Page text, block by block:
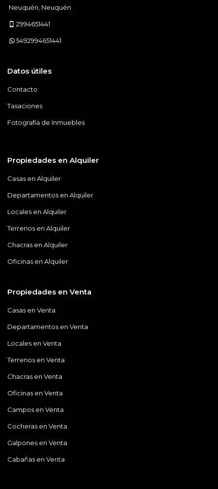
Neuquén, Neuquén
2994651441
5492994651441
Datos útiles
Contacto
Tasaciones
Fotografía de Inmuebles
Propiedades en Alquiler
Casas en Alquiler
Departamentos en Alquiler
Locales en Alquiler
Terrenos en Alquiler
Chacras en Alquiler
Oficinas en Alquiler
Propiedades en Venta
Casas en Venta
Departamentos en Venta
Locales en Venta
Terrenos en Venta
Chacras en Venta
Oficinas en Venta
Campos en Venta
Cocheras en Venta
Galpones en Venta
Cabañas en Venta